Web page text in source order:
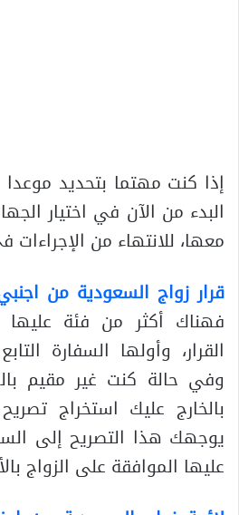
إذا كنت مهتما بتحديد موعدا
البدء من الآن في اختيار
معها، للانتهاء من
قرار زواج السعودية من
فهناك أكثر من فئة
القرار، وأولها السفارة
وفي حالة كنت غير مقيم
بالخارج عليك استخراج
يوجهك هذا التصريح إلى
عليها الموافقة على الزواج